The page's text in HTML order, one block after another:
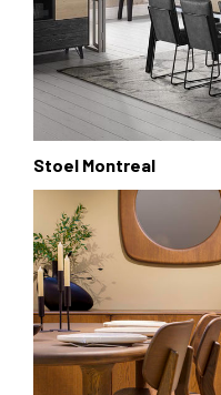
Stoel Montreal